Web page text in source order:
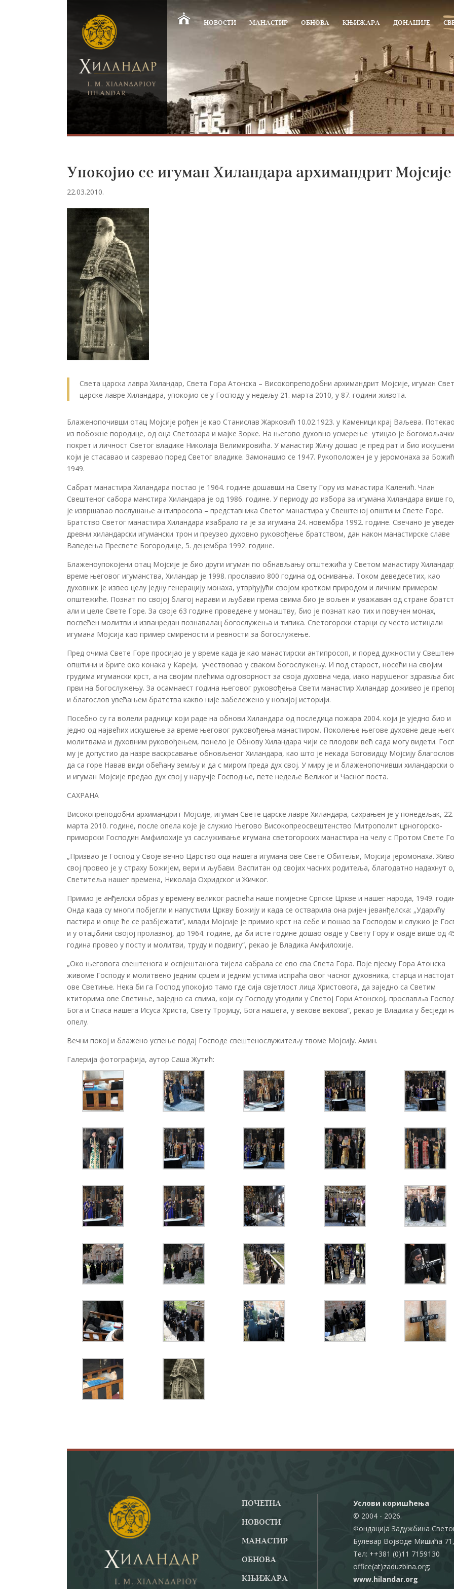
НОВОСТИ МАНАСТИР ОБНОВА КЊИЖАРА ДОНАЦИЈЕ
Упокојио се игуман Хиландара архимандрит Мојсије
22.03.2010.
Света царска лавра Хиландар, Света Гора Атонска – Високопреподобни архимандрит Мојсије, игуман
царске лавре Хиландара, упокојио се у Господу у недељу 21. марта 2010, у 87. години живота.
Блаженопочивши отац Мојсије рођен је као Станислав Жарковић 10.02.1923. у Каменици крај Ваљева.
из побожне породице, од оца Светозара и мајке Зорке. На његово духовно усмерење утицао је богомољачки
покрет и личност Светог владике Николаја Велимировића. У манастир Жичу дошао је пред рат и био
који је стасавао и сазревао поред Светог владике. Замонашио се 1947. Рукоположен је у јеромонаха за Божић
1949.
Сабрат манастира Хиландара постао је 1964. године дошавши на Свету Гору из манастира Каленић. Члан
Свештеног сабора манстира Хиландара је од 1986. године. У периоду до избора за игумана Хиландара више
је извршавао послушање антипросопа – представника Светог манастира у Свештеној општини Свете Горе.
Братство Светог манастира Хиландара изабрало га је за игумана 24. новембра 1992. године. Свечано је
древни хиландарски игумански трон и преузео духовно руковођење братством, дан након манастирске славе
Ваведења Пресвете Богородице, 5. децембра 1992. године.
Блаженоупокојени отац Мојсије је био други игуман по обнављању општежића у Светом манастиру
време његовог игуманства, Хиландар је 1998. прославио 800 година од оснивања. Током деведесетих, као
духовник је извео целу једну генерацију монаха, утврђујући својом кротком природом и личним примером
општежиће. Познат по својој благој нарави и љубави према свима био је вољен и уважаван од стране
али и целе Свете Горе. За своје 63 године проведене у монаштву, био је познат као тих и повучен монах,
посвећен молитви и изванредан познавалац богослужења и типика. Светогорски старци су често истицали
игумана Мојсија као пример смирености и ревности за богослужење.
Пред очима Свете Горе просијао је у време када је као манастирски антипросоп, и поред дужности у
општини и бриге око конака у Кареји, учествовао у сваком богослужењу. И под старост, носећи на својим
грудима игумански крст, а на својим плећима одговорност за своја духовна чеда, иако нарушеног здравља
први на богослужењу. За осамнаест година његовог руковођења Свети манастир Хиландар доживео је
и благослов увећањем братства какво није забележено у новијој историји.
Посебно су га волели радници који раде на обнови Хиландара од последица пожара 2004. који је уједно био и
једно од највећих искушење за време његовог руковођења манастиром. Поколење његове духовне деце
молитвама и духовним руковођењем, понело је Обнову Хиландара чији се плодови већ сада могу видети.
му је допустио да назре васкрсавање обновљеног Хиландара, као што је некада Боговидцу Мојсију
да са горе Навав види обећану земљу и да с миром преда дух свој. У миру је и блаженопочивши хиландарски
и игуман Мојсије предао дух свој у наручје Господње, пете недеље Великог и Часног поста.
САХРАНА
Високопреподобни архимандрит Мојсије, игуман Свете царске лавре Хиландара, сахрањен је у понедељак, 22.
марта 2010. године, после опела које је служио Његово Високопреосвештенство Митрополит црногорско-
приморски Господин Амфилохије уз саслуживање игумана светогорских манастира на челу с Протом Свете
„Призвао је Господ у Своје вечно Царство оца нашега игумана ове Свете Обитељи, Мојсија јеромонаха.
свој провео је у страху Божијем, вери и љубави. Васпитан од својих часних родитеља, благодатно надахнут
Светитеља нашег времена, Николаја Охридског и Жичког.
Примио је анђелски образ у времену великог распећа наше помјесне Српске Цркве и нашег народа, 1949.
Онда када су многи побјегли и напустили Цркву Божију и када се остварила она ријеч јеванђелска: „Ударићу
пастира и овце ће се разбјежати“, млади Мојсије је примио крст на себе и пошао за Господом и служио је
и у отаџбини својој пролазној, до 1964. године, да би исте године дошао овдје у Свету Гору и овдје више од
година провео у посту и молитви, труду и подвигу“, рекао је Владика Амфилохије.
„Око његовога свештенога и освјештанога тијела сабрала се ево сва Света Гора. Поје пјесму Гора Атонска
живоме Господу и молитвено једним срцем и једним устима испраћа овог часног духовника, старца и
ове Светиње. Нека би га Господ упокојио тамо где сија свјетлост лица Христовога, да заједно са Светим
ктиторима ове Светиње, заједно са свима, који су Господу угодили у Светој Гори Атонској, прославља
Бога и Спаса нашега Исуса Христа, Свету Тројицу, Бога нашега, у векове векова“, рекао је Владика у бесједи
опелу.
Вечни покој и блажено успење подај Господе свештенослужитељу твоме Мојсију. Амин.
Галерија фотографија, аутор Саша Жутић:
ПОЧЕТНА
НОВОСТИ
МАНАСТИР
ОБНОВА
КЊИЖАРА
Услови коришћења
© 2004 - 2026.
Фондација Задужбина
Булевар Војводе Мишића
Тел: ++381 (0)11 7159130
office(at)zaduzbina.org;
www.hilandar.org